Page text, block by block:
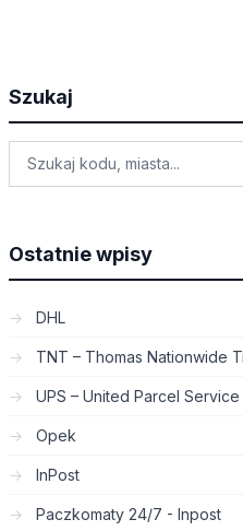
Szukaj
Ostatnie wpisy
DHL
TNT – Thomas Nationwide
UPS – United Parcel Service
Opek
InPost
Paczkomaty 24/7 - Inpost